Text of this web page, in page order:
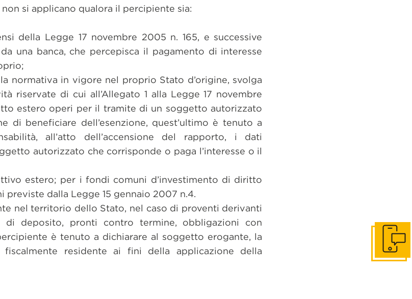
si applicano qualora il percipiente sia:
della Legge 17 novembre 2005 n. 165, e successive
una banca, che percepisca il pagamento di interesse
normativa in vigore nel proprio Stato d’origine, svolga
riservate di cui all’Allegato 1 alla Legge 17 novembre
estero operi per il tramite di un soggetto autorizzato
di beneficiare dell’esenzione, quest’ultimo è tenuto a
all’atto dell’accensione del rapporto, i dati
autorizzato che corrisponde o paga l’interesse o il
estero; per i fondi comuni d’investimento di diritto
previste dalla Legge 15 gennaio 2007 n.4.
nel territorio dello Stato, nel caso di proventi derivanti
deposito, pronti contro termine, obbligazioni con
è tenuto a dichiarare al soggetto erogante, la
residente ai fini della applicazione della
Get in